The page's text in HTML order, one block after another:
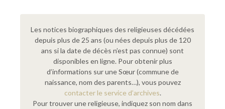
Les notices biographiques des religieuses décédées
depuis plus de 25 ans (ou nées depuis plus de 120
ans si la date de décès n’est pas connue) sont
disponibles en ligne. Pour obtenir plus
d’informations sur une Sœur (commune de
naissance, nom des parents…), vous pouvez
contacter le service d’archives.
Pour trouver une religieuse, indiquez son nom dans